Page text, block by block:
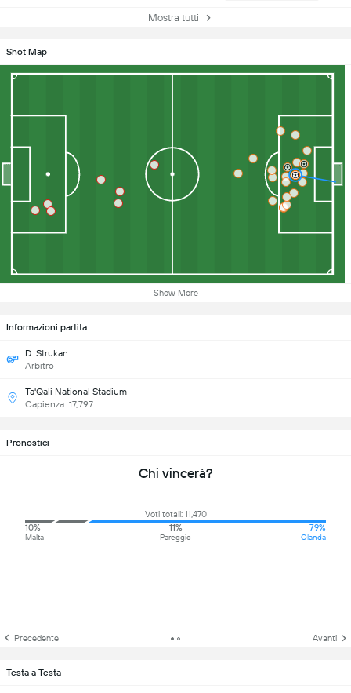
Mostra tutti
Shot Map
Show More
Informazioni partita
D. Strukan
Arbitro
Ta'Qali National Stadium
Capienza: 17,797
Pronostici
Chi vincerà?
Voti totali: 11,470
10%
Malta
11%
Pareggio
79%
Olanda
Precedente Avanti
Testa a Testa